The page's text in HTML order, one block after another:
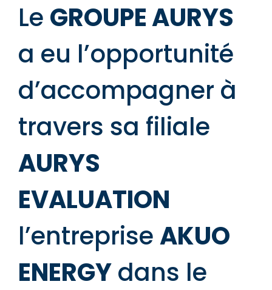
Le GROUPE AURYS
a eu l’opportunité
d’accompagner à
travers sa filiale
AURYS
EVALUATION
l’entrepriseAKUO
ENERGYdans le